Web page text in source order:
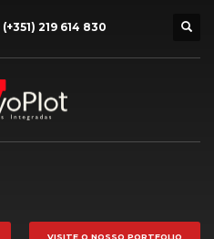
(+351) 219 614 830
VISITE O NOSSO PORTFOLIO